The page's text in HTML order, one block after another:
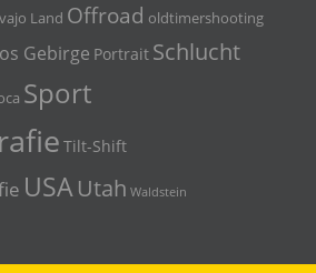
Land Offroad oldtimershooting
Gebirge Portrait Schlucht
Sport
Tilt-Shift
USAUtah Waldstein